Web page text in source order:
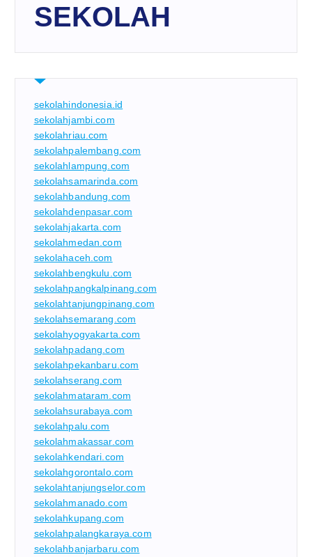
SEKOLAH
sekolahindonesia.id
sekolahjambi.com
sekolahriau.com
sekolahpalembang.com
sekolahlampung.com
sekolahsamarinda.com
sekolahbandung.com
sekolahdenpasar.com
sekolahjakarta.com
sekolahmedan.com
sekolahaceh.com
sekolahbengkulu.com
sekolahpangkalpinang.com
sekolahtanjungpinang.com
sekolahsemarang.com
sekolahyogyakarta.com
sekolahpadang.com
sekolahpekanbaru.com
sekolahserang.com
sekolahmataram.com
sekolahsurabaya.com
sekolahpalu.com
sekolahmakassar.com
sekolahkendari.com
sekolahgorontalo.com
sekolahtanjungselor.com
sekolahmanado.com
sekolahkupang.com
sekolahpalangkaraya.com
sekolahbanjarbaru.com